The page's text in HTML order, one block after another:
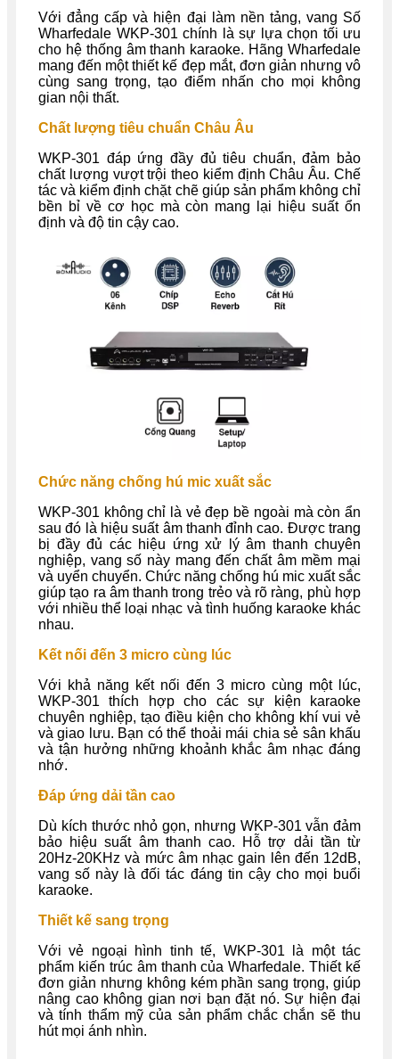
Với đẳng cấp và hiện đại làm nền tảng, vang Số
Wharfedale WKP-301 chính là sự lựa chọn tối ưu
cho hệ thống âm thanh karaoke. Hãng Wharfedale
mang đến một thiết kế đẹp mắt, đơn giản nhưng vô
cùng sang trọng, tạo điểm nhấn cho mọi không
gian nội thất.
Chất lượng tiêu chuẩn Châu Âu
WKP-301 đáp ứng đầy đủ tiêu chuẩn, đảm bảo
chất lượng vượt trội theo kiểm định Châu Âu. Chế
tác và kiểm định chặt chẽ giúp sản phẩm không chỉ
bền bỉ về cơ học mà còn mang lại hiệu suất ổn
định và độ tin cậy cao.
Chức năng chống hú mic xuất sắc
WKP-301 không chỉ là vẻ đẹp bề ngoài mà còn ẩn
sau đó là hiệu suất âm thanh đỉnh cao. Được trang
bị đầy đủ các hiệu ứng xử lý âm thanh chuyên
nghiệp, vang số này mang đến chất âm mềm mại
và uyển chuyển. Chức năng chống hú mic xuất sắc
giúp tạo ra âm thanh trong trẻo và rõ ràng, phù hợp
với nhiều thể loại nhạc và tình huống karaoke khác
nhau.
Kết nối đến 3 micro cùng lúc
Với khả năng kết nối đến 3 micro cùng một lúc,
WKP-301 thích hợp cho các sự kiện karaoke
chuyên nghiệp, tạo điều kiện cho không khí vui vẻ
và giao lưu. Bạn có thể thoải mái chia sẻ sân khấu
và tận hưởng những khoảnh khắc âm nhạc đáng
nhớ.
Đáp ứng dải tần cao
Dù kích thước nhỏ gọn, nhưng WKP-301 vẫn đảm
bảo hiệu suất âm thanh cao. Hỗ trợ dải tần từ
20Hz-20KHz và mức âm nhạc gain lên đến 12dB,
vang số này là đối tác đáng tin cậy cho mọi buổi
karaoke.
Thiết kế sang trọng
Với vẻ ngoại hình tinh tế, WKP-301 là một tác
phẩm kiến trúc âm thanh của Wharfedale. Thiết kế
đơn giản nhưng không kém phần sang trọng, giúp
nâng cao không gian nơi bạn đặt nó. Sự hiện đại
và tính thẩm mỹ của sản phẩm chắc chắn sẽ thu
hút mọi ánh nhìn.